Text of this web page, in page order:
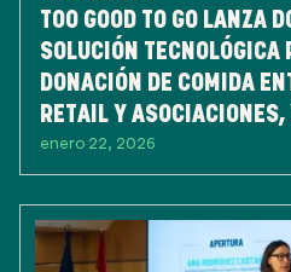
TOO GOOD TO GO LANZA
SOLUCIÓN
DONACIÓN DE COMIDA
RETAIL Y ASOCIACIONES,
DESPERDICIO DE
enero 22, 2026